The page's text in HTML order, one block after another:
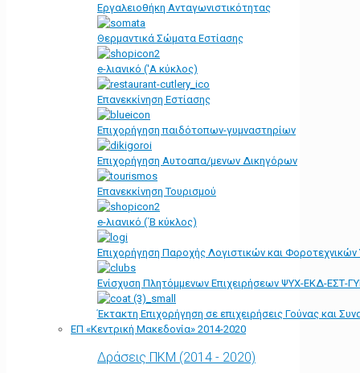
Εργαλειοθήκη Ανταγωνιστικότητας
Θερμαντικά Σώματα Εστίασης
e-λιανικό ('Α κύκλος)
Επανεκκίνηση Εστίασης
Επιχορήγηση παιδότοπων-γυμναστηρίων
Επιχορήγηση Αυτοαπα/μενων Δικηγόρων
Επανεκκίνηση Τουρισμού
e-λιανικό (΄Β κύκλος)
Επιχορήγηση Παροχής Λογιστικών και
Ενίσχυση Πλητόμμενων Επιχειρήσεων ΨΥΧ-ΕΚΔ-ΕΣΤ-
Έκτακτη Επιχορήγηση σε επιχειρήσεις Γούνας και
ΕΠ «Kεντρική Μακεδονία» 2014-2020
Δράσεις ΠΚΜ (2014 - 2020)